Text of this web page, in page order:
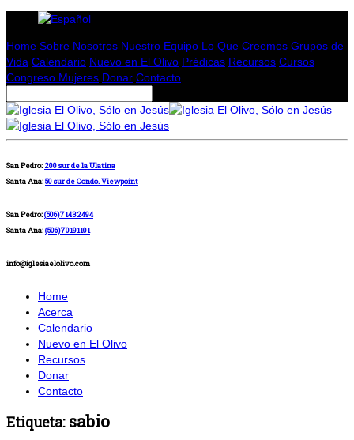
Home Sobre Nosotros Nuestro Equipo Lo Que Creemos Grupos de
Vida Calendario Nuevo en El Olivo Prédicas Recursos Cursos
Congreso Mujeres Donar Contacto
San Pedro: 200 sur de la Ulatina
Santa Ana:50 sur de Condo. Viewpoint
San Pedro:(506)71432494
Santa Ana:(506)70191101
info@iglesiaelolivo.com
Home
Acerca
Calendario
Nuevo en El Olivo
Recursos
Donar
Contacto
Etiqueta:sabio